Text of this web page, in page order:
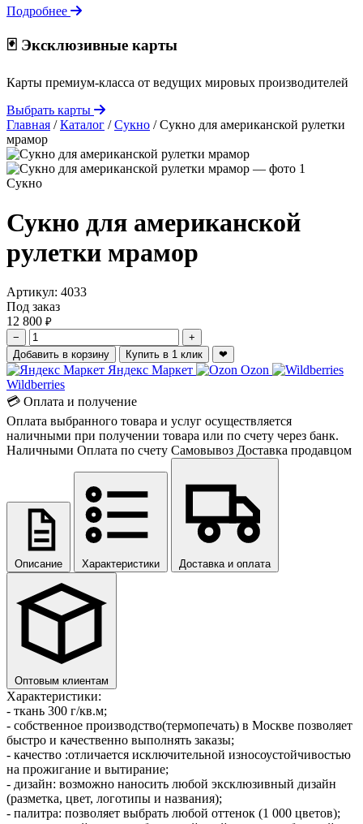
Подробнее
🃏 Эксклюзивные карты
Карты премиум-класса от ведущих мировых производителей
Выбрать карты
Главная / Каталог / Сукно / Сукно для американской рулетки
мрамор
Сукно
Сукно для американской
рулетки мрамор
Артикул: 4033
Под заказ
12 800 ₽
−
+
Добавить в корзину
Купить в 1 клик ❤
Яндекс Маркет
Ozon
Wildberries
💳 Оплата и получение
Оплата выбранного товара и услуг осуществляется
наличными при получении товара или по счету через банк.
Наличными Оплата по счету Самовывоз Доставка продавцом
Описание Характеристики Доставка и оплата
Оптовым клиентам
Характеристики:
- ткань 300 г/кв.м;
- собственное производство(термопечать) в Москве позволяет
быстро и качественно выполнять заказы;
- качество :отличается исключительной износоустойчивостью
на прожигание и вытирание;
- дизайн: возможно наносить любой эксклюзивный дизайн
(разметка, цвет, логотипы и названия);
- палитра: позволяет выбрать любой оттенок (1 000 цветов);